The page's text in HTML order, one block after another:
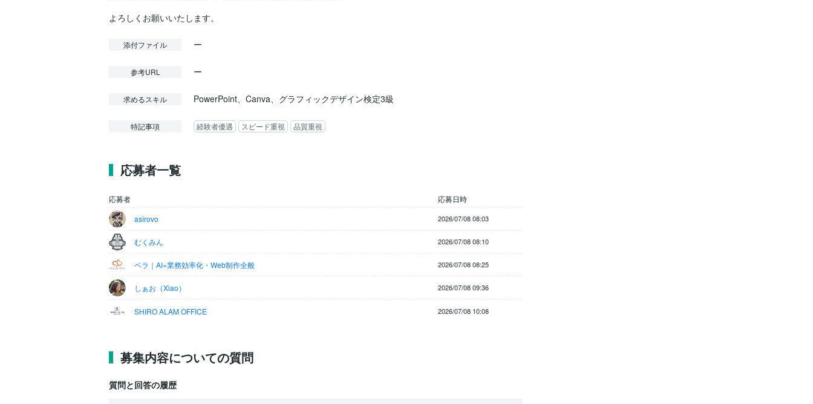
添付ファイル ー
参考URL ー
求めるスキル PowerPoint、Canva、グラフィックデザイン検定3級
特記事項 経験者優遇 スピード重視 品質重視
応募者一覧
応募者
応募日時
asirovo
2026/07/08 08:03
むくみん 2026/07/08 08:10
ベラ｜AI×業務効率化・Web制作全般 2026/07/08 08:25
しぁお（Xiao） 2026/07/08 09:36
SHIRO ALAM OFFICE 2026/07/08 10:08
募集内容についての質問
質問と回答の履歴